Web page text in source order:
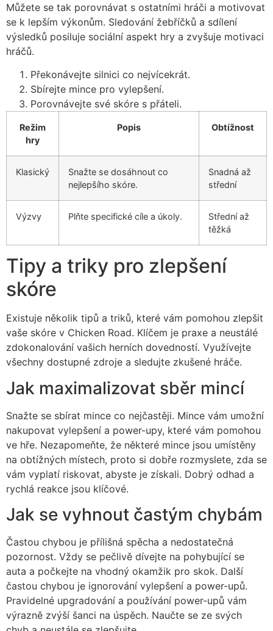
Můžete se tak porovnávat s ostatními hráči a motivovat
se k lepším výkonům. Sledování žebříčků a sdílení
výsledků posiluje sociální aspekt hry a zvyšuje motivaci
hráčů.
Překonávejte silnici co nejvícekrát.
Sbírejte mince pro vylepšení.
Porovnávejte své skóre s přáteli.
Režim
hry
Popis Obtížnost
Klasický
Snažte se dosáhnout co
nejlepšího skóre.
Snadná až
střední
Výzvy Plňte specifické cíle a úkoly.
Střední až
těžká
Tipy a triky pro zlepšení
skóre
Existuje několik tipů a triků, které vám pomohou zlepšit
vaše skóre v Chicken Road. Klíčem je praxe a neustálé
zdokonalování vašich herních dovedností. Využívejte
všechny dostupné zdroje a sledujte zkušené hráče.
Jak maximalizovat sběr mincí
Snažte se sbírat mince co nejčastěji. Mince vám umožní
nakupovat vylepšení a power-upy, které vám pomohou
ve hře. Nezapomeňte, že některé mince jsou umístěny
na obtížných místech, proto si dobře rozmyslete, zda se
vám vyplatí riskovat, abyste je získali. Dobrý odhad a
rychlá reakce jsou klíčové.
Jak se vyhnout častým chybám
Častou chybou je přílišná spěcha a nedostatečná
pozornost. Vždy se pečlivě dívejte na pohybující se
auta a počkejte na vhodný okamžik pro skok. Další
častou chybou je ignorování vylepšení a power-upů.
Pravidelné upgradování a používání power-upů vám
výrazně zvýší šanci na úspěch. Naučte se ze svých